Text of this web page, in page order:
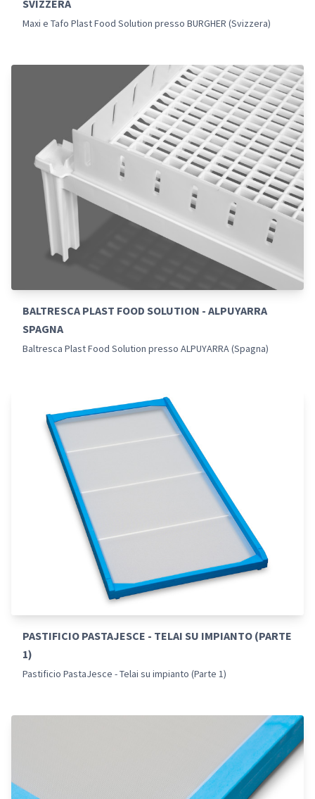
SVIZZERA
Maxi e Tafo Plast Food Solution presso BURGHER (Svizzera)
BALTRESCA PLAST FOOD SOLUTION - ALPUYARRA
SPAGNA
Baltresca Plast Food Solution presso ALPUYARRA (Spagna)
PASTIFICIO PASTAJESCE - TELAI SU IMPIANTO (PARTE
1)
Pastificio PastaJesce - Telai su impianto (Parte 1)